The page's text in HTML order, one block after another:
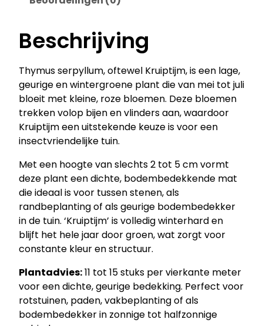
y
u
m
–
K
r
u
p
t
i
j
m
a
a
n
t
a
l
Beschrijving
Thymus serpyllum, oftewel Kruiptijm, is een lage,
geurige en wintergroene plant die van mei tot juli
bloeit met kleine, roze bloemen. Deze bloemen
trekken volop bijen en vlinders aan, waardoor
Kruiptijm een uitstekende keuze is voor een
insectvriendelijke tuin.
Met een hoogte van slechts 2 tot 5 cm vormt
deze plant een dichte, bodembedekkende mat
die ideaal is voor tussen stenen, als
randbeplanting of als geurige bodembedekker
in de tuin. ‘Kruiptijm’ is volledig winterhard en
blijft het hele jaar door groen, wat zorgt voor
constante kleur en structuur.
Plantadvies:11 tot 15 stuks per vierkante meter
voor een dichte, geurige bedekking. Perfect voor
rotstuinen, paden, vakbeplanting of als
bodembedekker in zonnige tot halfzonnige